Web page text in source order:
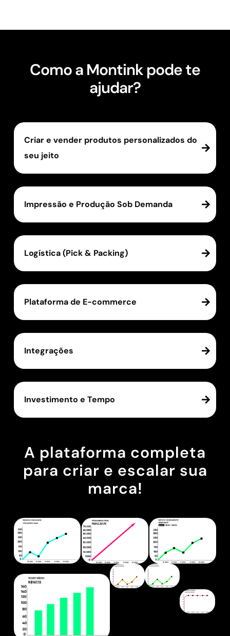
Como a Montink pode te
ajudar?
Criar e vender produtos personalizados do
seu jeito
Impressão e Produção Sob Demanda
Logística (Pick & Packing)
Plataforma de E-commerce
Integrações
Investimento e Tempo
A plataforma completa
para criar e escalar sua
marca!